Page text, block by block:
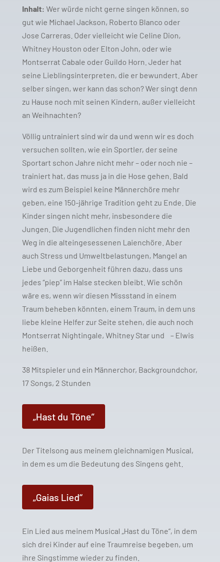
Inhalt: Wer würde nicht gerne singen können, so
gut wie Michael Jackson, Roberto Blanco oder
Jose Carreras. Oder vielleicht wie Celine Dion,
Whitney Houston oder Elton John, oder wie
Montserrat Cabale oder Guildo Horn. Jeder hat
seine Lieblingsinterpreten, die er bewundert. Aber
selber singen, wer kann das schon? Wer singt denn
zu Hause noch mit seinen Kindern, außer vielleicht
an Weihnachten?
Völlig untrainiert sind wir da und wenn wir es doch
versuchen sollten, wie ein Sportler, der seine
Sportart schon Jahre nicht mehr – oder noch nie –
trainiert hat, das muss ja in die Hose gehen. Bald
wird es zum Beispiel keine Männerchöre mehr
geben, eine 150-jährige Tradition geht zu Ende. Die
Kinder singen nicht mehr, insbesondere die
Jungen. Die Jugendlichen finden nicht mehr den
Weg in die alteingesessenen Laienchöre. Aber
auch Stress und Umweltbelastungen, Mangel an
Liebe und Geborgenheit führen dazu, dass uns
jedes “piep” im Halse stecken bleibt. Wie schön
wäre es, wenn wir diesen Missstand in einem
Traum beheben könnten, einem Traum, in dem uns
liebe kleine Helfer zur Seite stehen, die auch noch
Montserrat Nightingale, Whitney Star und
– Elwis
heißen.
38 Mitspieler und ein Männerchor, Backgroundchor,
17 Songs, 2 Stunden
„Hast du Töne“
Der Titelsong aus meinem gleichnamigen Musical,
in dem es um die Bedeutung des Singens geht.
„Gaias Lied“
Ein Lied aus meinem Musical „Hast du Töne“, in dem
sich drei Kinder auf eine Traumreise begeben, um
ihre Singstimme wieder zu finden.